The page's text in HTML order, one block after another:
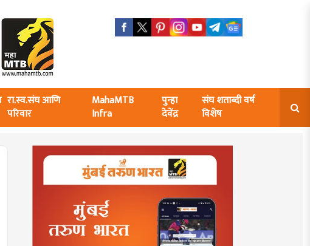
रा.स्व.संघ आणि
परिवार
MahaMTB
Infra
पुन्हा
देवेंद्र
संघ शताब्दी वर्ष
विशेष